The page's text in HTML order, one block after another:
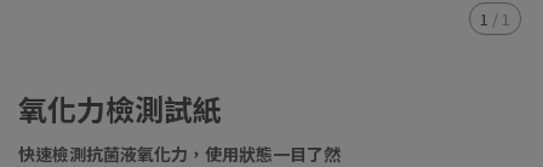
1 / 1
氧化力檢測試紙
快速檢測抗菌液氧化力，使用狀態一目了然